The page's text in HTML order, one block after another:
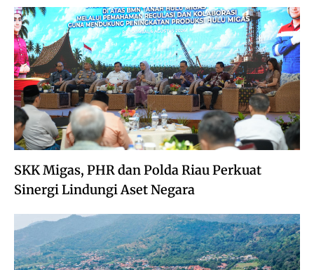
SKK Migas, PHR dan Polda Riau Perkuat
Sinergi Lindungi Aset Negara